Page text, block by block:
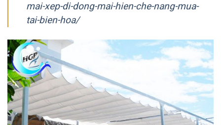
mai-xep-di-dong-mai-hien-che-nang-mua-
tai-bien-hoa/